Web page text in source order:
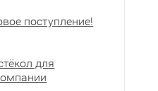
поступление!
для